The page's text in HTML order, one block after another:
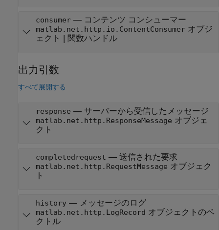
consumer— コンテンツ コンシューマー
matlab.net.http.io.ContentConsumerオブジ
ェクト
関数ハンドル
出力引数
すべて展開する
response — サーバーから受信したメッセージ
matlab.net.http.ResponseMessage オブジェ
クト
completedrequest — 送信された要求
matlab.net.http.RequestMessage オブジェク
ト
history— メッセージのログ
matlab.net.http.LogRecord オブジェクトのベ
クトル